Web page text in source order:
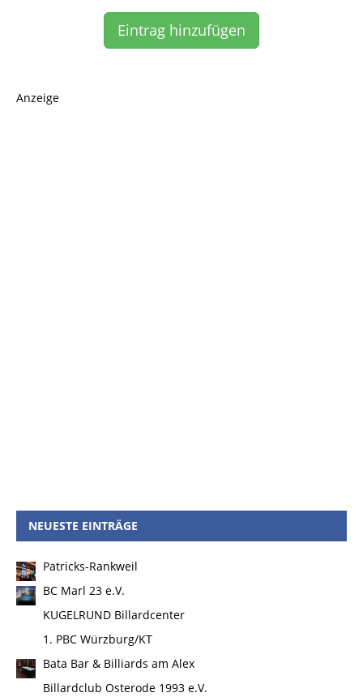
Eintrag hinzufügen
Anzeige
NEUESTE EINTRÄGE
Patricks-Rankweil
BC Marl 23 e.V.
KUGELRUND Billardcenter
1. PBC Würzburg/KT
Bata Bar & Billiards am Alex
Billardclub Osterode 1993 e.V.